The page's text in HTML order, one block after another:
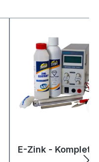
E-Zink -